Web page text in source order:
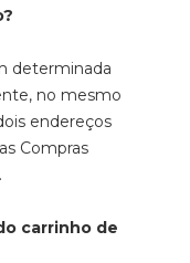
determinada
no mesmo
endereços
Compras
carrinho de